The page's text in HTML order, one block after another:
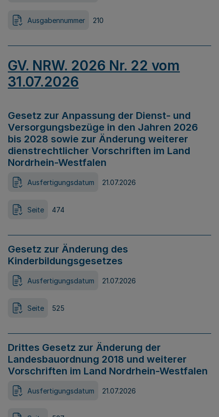
Ausgabennummer 210
GV. NRW. 2026 Nr. 22 vom
31.07.2026
Gesetz zur Anpassung der Dienst- und
Versorgungsbezüge in den Jahren 2026
bis 2028 sowie zur Änderung weiterer
dienstrechtlicher Vorschriften im Land
Nordrhein-Westfalen
Ausfertigungsdatum 21.07.2026
Seite 474
Gesetz zur Änderung des
Kinderbildungsgesetzes
Ausfertigungsdatum 21.07.2026
Seite 525
Drittes Gesetz zur Änderung der
Landesbauordnung 2018 und weiterer
Vorschriften im Land Nordrhein-Westfalen
Ausfertigungsdatum 21.07.2026